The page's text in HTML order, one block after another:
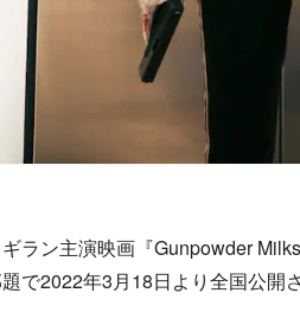
ラン主演映画『Gunpowder
で2022年3月18日より全国公開